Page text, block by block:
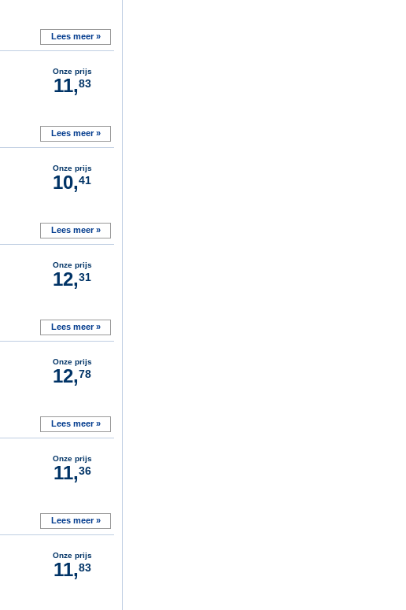
Lees meer »
Onze prijs
11,83
Lees meer »
Onze prijs
10,41
Lees meer »
Onze prijs
12,31
Lees meer »
Onze prijs
12,78
Lees meer »
Onze prijs
11,36
Lees meer »
Onze prijs
11,83